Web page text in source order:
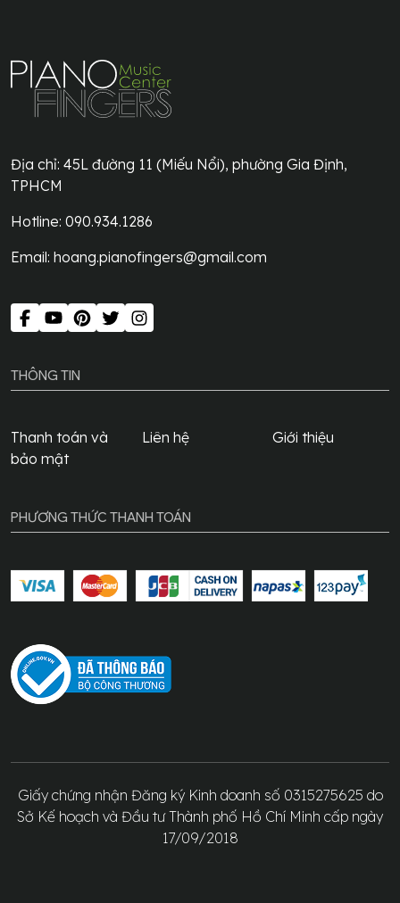
Địa chỉ: 45L đường 11 (Miếu Nổi), phường Gia Định,
TPHCM
Hotline: 090.934.1286
Email: hoang.pianofingers@gmail.com
THÔNG TIN
Thanh toán và
bảo mật
Liên hệ Giới thiệu
PHƯƠNG THỨC THANH TOÁN
Giấy chứng nhận Đăng ký Kinh doanh số 0315275625 do
Sở Kế hoạch và Đầu tư Thành phố Hồ Chí Minh cấp ngày
17/09/2018